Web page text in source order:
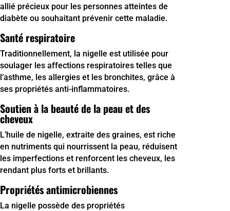
allié précieux pour les personnes atteintes de
diabète ou souhaitant prévenir cette maladie.
Santé respiratoire
Traditionnellement, la nigelle est utilisée pour
soulager les affections respiratoires telles que
l’asthme, les allergies et les bronchites, grâce à
ses propriétés anti-inflammatoires.
Soutien à la beauté de la peau et des
cheveux
L’huile de nigelle, extraite des graines, est riche
en nutriments qui nourrissent la peau, réduisent
les imperfections et renforcent les cheveux, les
rendant plus forts et brillants.
Propriétés antimicrobiennes
La nigelle possède des propriétés